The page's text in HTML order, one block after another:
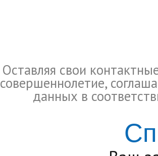
Оставляя свои
совершеннолетие,
данных в